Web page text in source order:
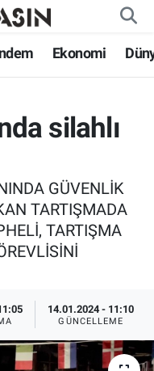
Ekonomi
silahlı
GÜVENLİK
TARTIŞMADA
TARTIŞMA
14.01.2024 - 11:10
GÜNCELLEME
Fikstür